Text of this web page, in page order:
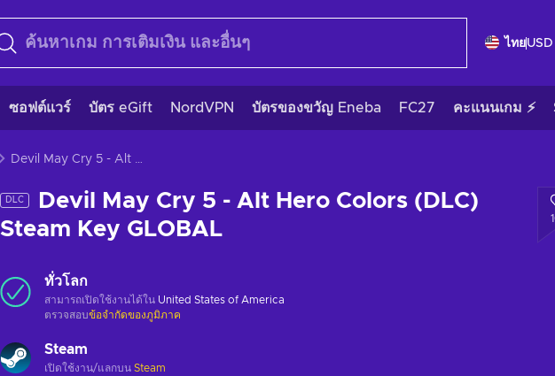
ไทยUSD
ซอฟต์แวร์ บัตร eGift NordVPN บัตรของขวัญ Eneba FC27 คะแนนเกม ⚡
Devil May Cry 5 - Alt Hero Colors (DLC) Steam Key GLOBAL
DLC
Devil May Cry 5 - Alt Hero Colors (DLC)
Steam Key GLOBAL
ทั่วโลก
สามารถเปิดใช้งานได้ใน United States of America
ตรวจสอบข้อจำกัดของภูมิภาค
Steam
เปิดใช้งาน/แลกบน Steam